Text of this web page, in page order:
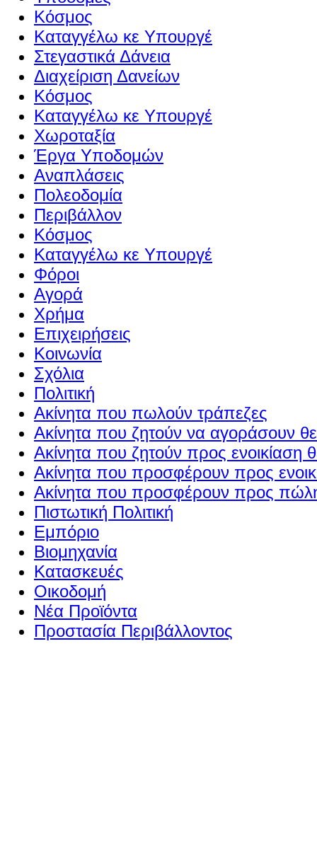
Κόσμος
Καταγγέλω κε Υπουργέ
Στεγαστικά Δάνεια
Διαχείριση Δανείων
Κόσμος
Καταγγέλω κε Υπουργέ
Χωροταξία
Έργα Υποδομών
Αναπλάσεις
Πολεοδομία
Περιβάλλον
Κόσμος
Καταγγέλω κε Υπουργέ
Φόροι
Αγορά
Χρήμα
Επιχειρήσεις
Κοινωνία
Σχόλια
Πολιτική
Ακίνητα που πωλούν τράπεζες
Ακίνητα που ζητούν να αγοράσουν
Ακίνητα που ζητούν προς ενοικίαση
Ακίνητα που προσφέρουν προς
Ακίνητα που προσφέρουν προς
Πιστωτική Πολιτική
Εμπόριο
Βιομηχανία
Κατασκευές
Οικοδομή
Νέα Προϊόντα
Προστασία Περιβάλλοντος